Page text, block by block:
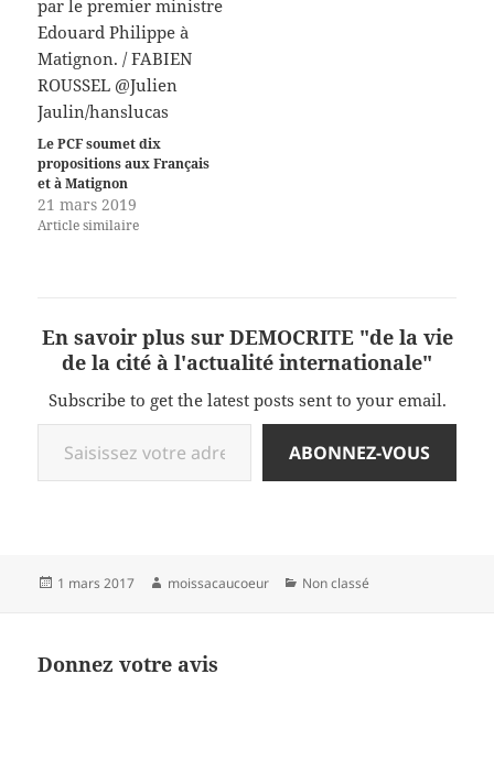
Le PCF soumet dix
propositions aux Français
et à Matignon
21 mars 2019
Article similaire
En savoir plus sur DEMOCRITE "de la vie
de la cité à l'actualité internationale"
Subscribe to get the latest posts sent to your email.
Saisissez votre adresse e-mail…
ABONNEZ-VOUS
Publié
1 mars 2017 Auteur
moissacaucoeur Catégories
Non classé
Donnez votre avis